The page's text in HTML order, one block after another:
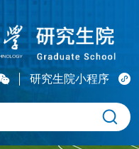
研究生院小程序